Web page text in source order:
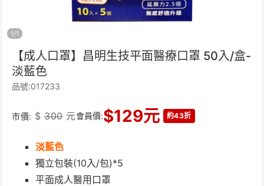
1/1
【成人口罩】昌明生技平面醫療口罩 50入/盒-
淡藍色
品號:017233
市價: $ 300 元會員價:$129元 約43折
淡藍色
獨立包裝(10入/包)*5
平面成人醫用口罩